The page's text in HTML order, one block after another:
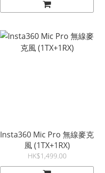
Insta360 Mic Pro 無線麥克
風 (1TX+1RX)
HK$1,499.00